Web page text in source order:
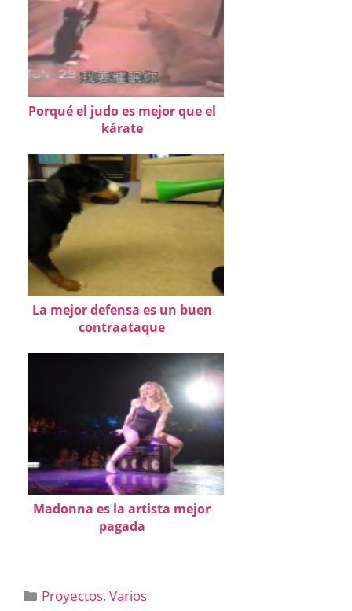
Porqué el judo es mejor que el
kárate
La mejor defensa es un buen
contraataque
Madonna es la artista mejor
pagada
Categorías
Proyectos,Varios